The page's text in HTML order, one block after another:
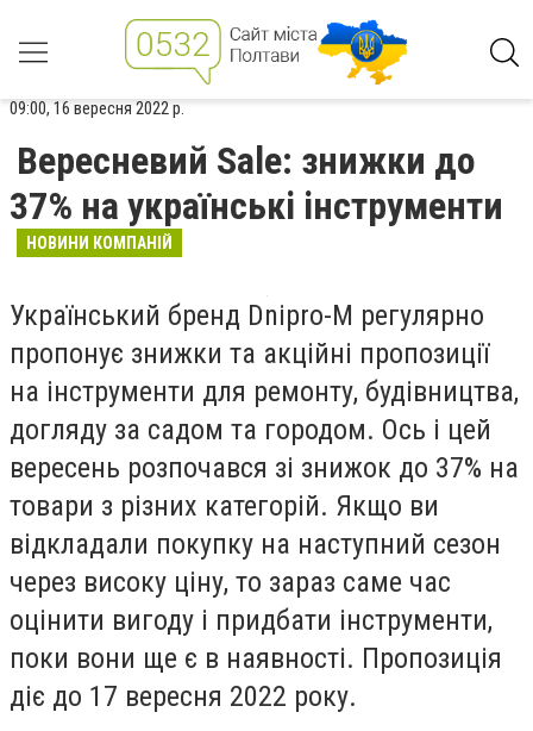
09:00, 16 вересня 2022 р.
Вересневий Sale: знижки до
37% на українські інструменти
НОВИНИ КОМПАНІЙ
Український бренд Dnipro-M регулярно
пропонує знижки та акційні пропозиції
на інструменти для ремонту, будівництва,
догляду за садом та городом. Ось і цей
вересень розпочався зі знижок до 37% на
товари з різних категорій. Якщо ви
відкладали покупку на наступний сезон
через високу ціну, то зараз саме час
оцінити вигоду і придбати інструменти,
поки вони ще є в наявності. Пропозиція
діє до 17 вересня 2022 року.